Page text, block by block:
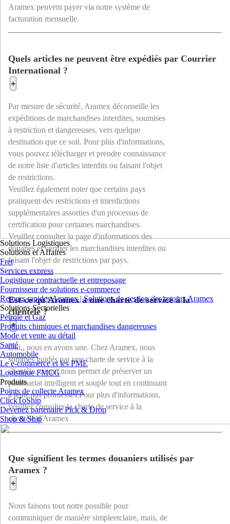
Solutions Logistiques
Solutions et Affaires
Fret
Services express
Logistique contractuelle et entreposage
Fournisseur de solutions e-commerce
Retours rapides Aramex | Solutions de gestion des retours Aramex
Solutions Sectorielles
Pétrole et Gaz
Produits chimiques et marchandises dangereuses
Mode et vente au détail
Santé
Automobile
Le e-commerce et les PME
Logistique FMCG
Produits
Points de collecte Aramex
ClickToShip
Devenez partenaire Pick & Drop
Shop & Ship
Aramex peuvent payer via notre système de
facturation mensuelle.
Quels articles ne peuvent être expédiés par Courrier
International ?
+
Par mesure de sécurité, Aramex déconseille les
expéditions de marchandises interdites, soumises
à restriction et dangereuses, vers quelque
destination que ce soit. Pour plus d'informations,
vous pouvez télécharger et prendre connaissance
de notre liste d'articles interdits ou faisant l'objet
de restrictions.
Veuillez également noter que certains pays
pratiquent des restrictions et interdictions
supplémentaires assorties d'un processus de
certification pour certaines marchandises.
Veuillez consulter la page d'informations des
douanes et vérifier les marchandises interdites ou
faisant l'objet de restrictions par pays.
Est-ce qu'Aramex a une charte de service à la
clientèle ?
+
Oui,, nous en avons une. Chez Aramex, nous
sommes guidés par une charte de service à la
clientèle, ce qui nous permet de préserver un
partenariat intelligent et souple tout en continuant
à tenir nos promesses.Pour plus d'informations,
veuillez consulter la charte de service à la
clientèle d'Aramex
Que signifient les termes douaniers utilisés par
Aramex ?
+
Nous faisons tout notre possible pour
communiquer de manière simpleetclaire, mais, de